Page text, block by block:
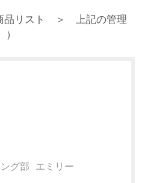
品リスト ＞ 上記の管理
グ部 エミリー